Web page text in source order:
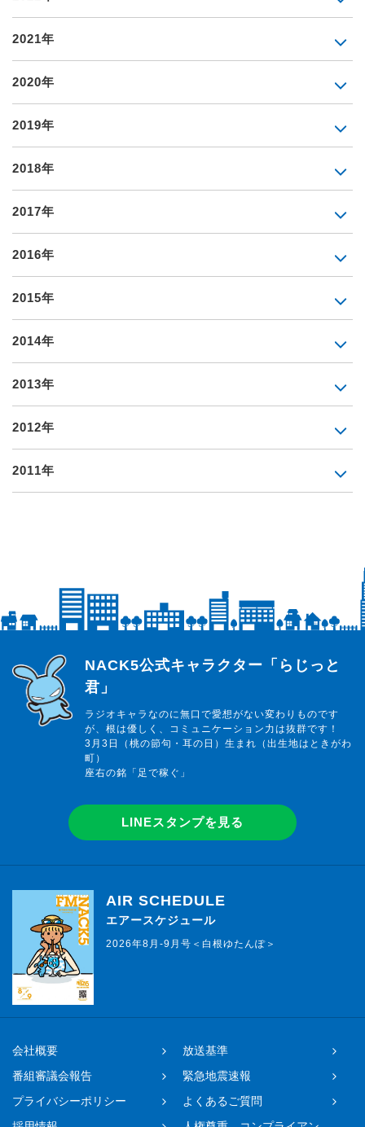
2021年
2020年
2019年
2018年
2017年
2016年
2015年
2014年
2013年
2012年
2011年
らじっと君
NACK5公式キャラクター「らじっと
君」
ラジオキャラなのに無口で愛想がない変わりものです
が、根は優しく、コミュニケーション力は抜群です！
3月3日（桃の節句・耳の日）生まれ（出生地はときがわ
町）
座右の銘「足で稼ぐ」
LINEスタンプを見る
AIR SCHEDULE
エアースケジュール
2026年8月-9月号＜白根ゆたんぽ＞
会社概要
放送基準
番組審議会報告
緊急地震速報
プライバシーポリシー
よくあるご質問